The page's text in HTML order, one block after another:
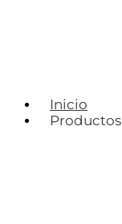
Inicio
Productos